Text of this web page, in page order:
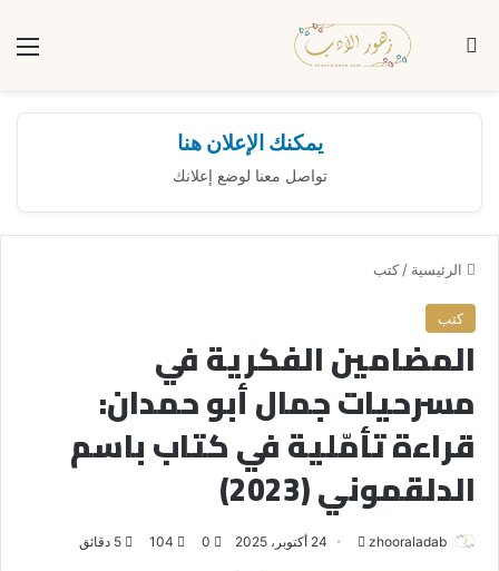
بحث عن
يمكنك الإعلان هنا
تواصل معنا لوضع إعلانك
الرئيسية /كتب
كتب
المضامين الفكرية في
مسرحيات جمال أبو حمدان:
قراءة تأمّلية في كتاب باسم
الدلقموني (2023)
zhooraladab 24 أكتوبر، 2025 0
104